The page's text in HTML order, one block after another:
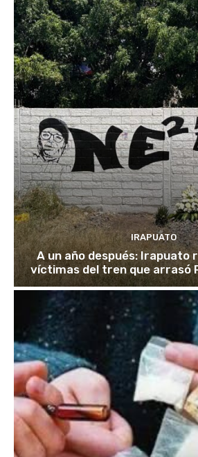
IRAPUATO
A un año después: Irapuato
víctimas del tren que arrasó